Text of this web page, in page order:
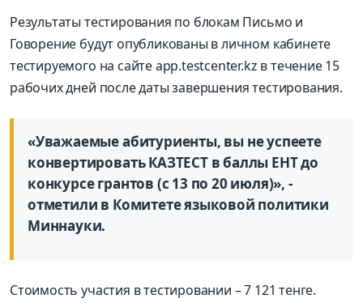
Результаты тестирования по блокам Письмо и
Говорение будут опубликованы в личном кабинете
тестируемого на сайте app.testcenter.kz в течение 15
рабочих дней после даты завершения тестирования.
«Уважаемые абитуриенты, вы не успеете
конвертировать КАЗТЕСТ в баллы ЕНТ до
конкурсе грантов (с 13 по 20 июля)», -
отметили в Комитете языковой политики
Миннауки.
Стоимость участия в тестировании – 7 121 тенге.